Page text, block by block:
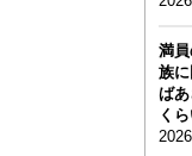
満
族
ば
く